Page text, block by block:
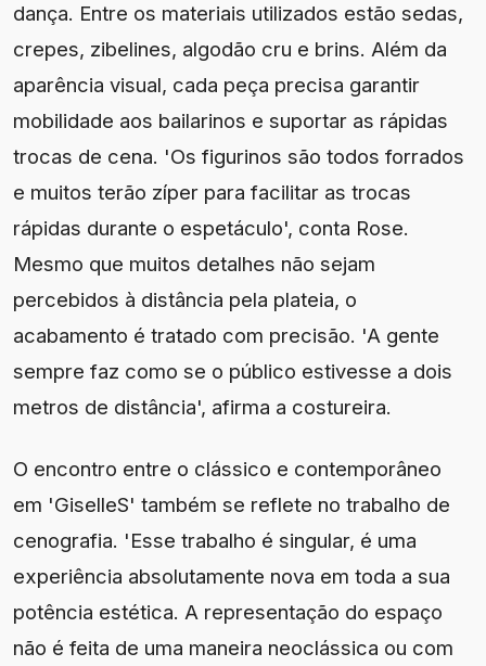
dança. Entre os materiais utilizados estão sedas,
crepes, zibelines, algodão cru e brins. Além da
aparência visual, cada peça precisa garantir
mobilidade aos bailarinos e suportar as rápidas
trocas de cena. 'Os figurinos são todos forrados
e muitos terão zíper para facilitar as trocas
rápidas durante o espetáculo', conta Rose.
Mesmo que muitos detalhes não sejam
percebidos à distância pela plateia, o
acabamento é tratado com precisão. 'A gente
sempre faz como se o público estivesse a dois
metros de distância', afirma a costureira.
O encontro entre o clássico e contemporâneo
em 'GiselleS' também se reflete no trabalho de
cenografia. 'Esse trabalho é singular, é uma
experiência absolutamente nova em toda a sua
potência estética. A representação do espaço
não é feita de uma maneira neoclássica ou com